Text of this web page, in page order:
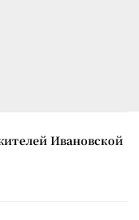
Ивановской